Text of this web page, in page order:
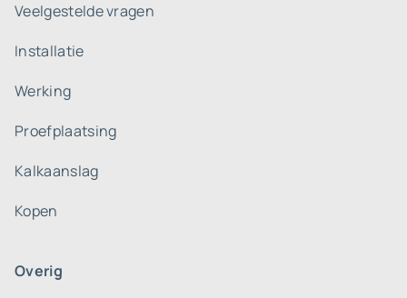
Veelgestelde vragen
Installatie
Werking
Proefplaatsing
Kalkaanslag
Kopen
Overig